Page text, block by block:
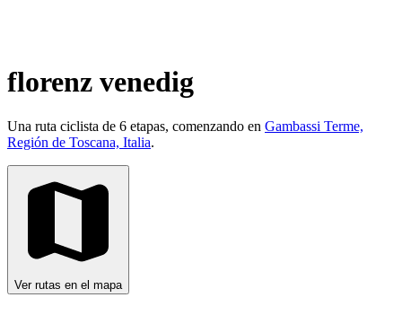
florenz venedig
Una ruta ciclista de 6 etapas, comenzando en Gambassi Terme,
Región de Toscana, Italia.
Ver rutas en el mapa